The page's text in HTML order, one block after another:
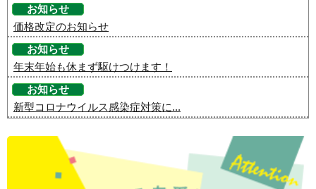
お知らせ
価格改定のお知らせ
お知らせ
年末年始も休まず駆けつけます！
お知らせ
新型コロナウイルス感染症対策に...